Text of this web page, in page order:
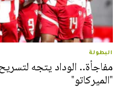
البطولة
مفاجأة.. الوداد يتجه
"الميركاتو"